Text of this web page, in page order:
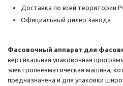
Доставка по всей территории
Официальный дилер завода
Фасовочный аппарат для
вертикальная упаковочная
электропневматическая машина,
предназначена и для упаковки